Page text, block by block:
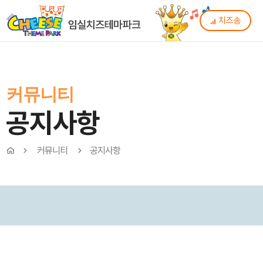
치즈송
커뮤니티
공지사항
커뮤니티 공지사항